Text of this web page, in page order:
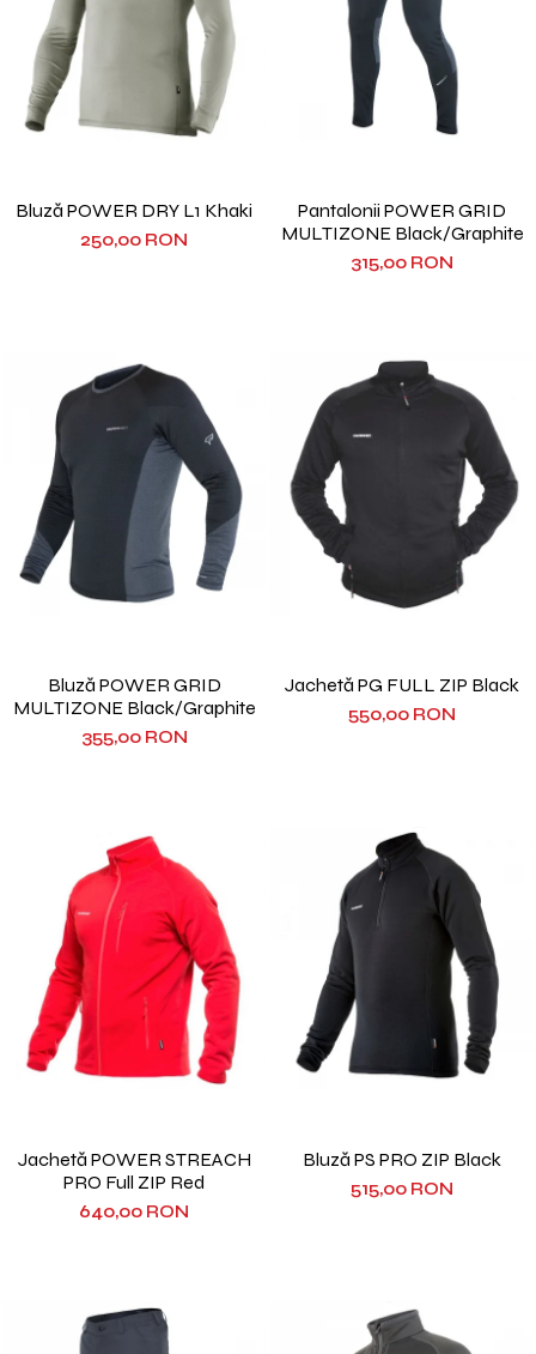
Bluză POWER DRY L1 Khaki
250,00 RON
Pantalonii POWER GRID
MULTIZONE Black/Graphite
315,00 RON
Bluză POWER GRID
MULTIZONE Black/Graphite
355,00 RON
Jachetă PG FULL ZIP Black
550,00 RON
Jachetă POWER STREACH
PRO Full ZIP Red
640,00 RON
Bluză PS PRO ZIP Black
515,00 RON